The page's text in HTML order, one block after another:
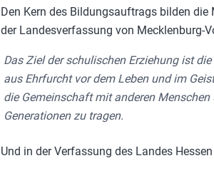
Den Kern des Bildungsauftrags bilden
der Landesverfassung von Mecklenburg-
Das Ziel der schulischen Erziehung ist
aus Ehrfurcht vor dem Leben und im
die Gemeinschaft mit anderen
Generationen zu tragen.
Und in der Verfassung des Landes